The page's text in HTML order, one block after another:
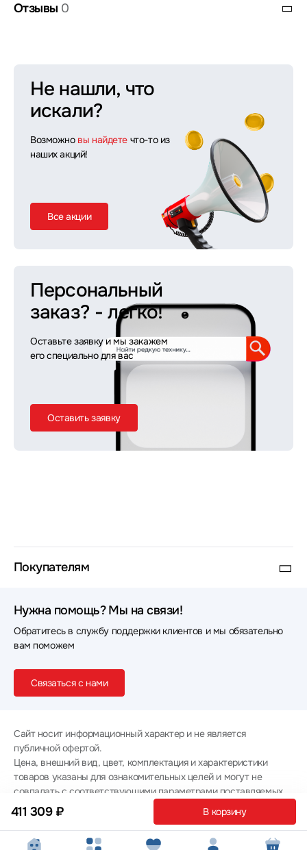
411 309 ₽ В корзину
Отзывы 0
Не нашли, что
искали?
Возможно вы найдете что-то из
наших акций!
Все акции
Персональный
заказ? - легко!
Оставьте заявку и мы закажем
его специально для вас
Оставить заявку
Покупателям
Нужна помощь? Мы на связи!
Обратитесь в службу поддержки клиентов и мы обязательно
вам поможем
Связаться с нами
Сайт носит информационный характер и не является
публичной офертой.
Цена, внешний вид, цвет, комплектация и характеристики
товаров указаны для ознакомительных целей и могут не
совпадать с соответствующими параметрами поставляемых
товаров - уточняйте информацию у менеджера при
оформлении заказа.
Политика конфиденциальности